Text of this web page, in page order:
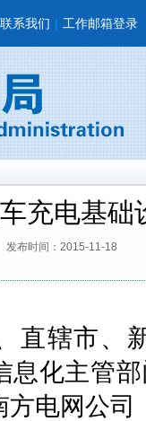
联系我们 | 工作邮箱登录
充电基础
发布时间：2015-11-18
直辖市、
息化主管
方电网公司